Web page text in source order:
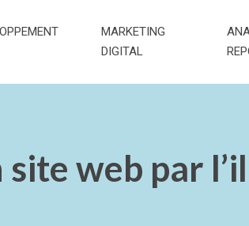
MARKETING
DIGITAL
web par